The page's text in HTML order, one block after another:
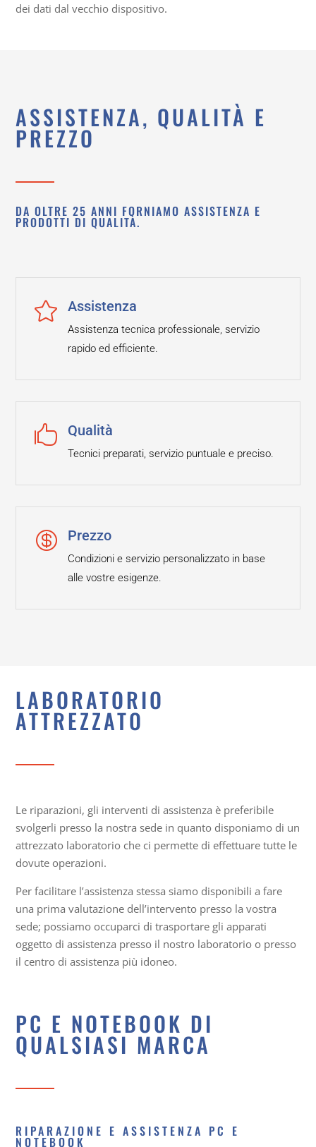
dei dati dal vecchio dispositivo.
ASSISTENZA, QUALITÀ E
PREZZO
DA OLTRE 25 ANNI FORNIAMO ASSISTENZA E
PRODOTTI DI QUALITÀ.
 Assistenza
Assistenza tecnica professionale, servizio
rapido ed efficiente.
 Qualità
Tecnici preparati, servizio puntuale e preciso.
 Prezzo
Condizioni e servizio personalizzato in base
alle vostre esigenze.
LABORATORIO
ATTREZZATO
Le riparazioni, gli interventi di assistenza è preferibile
svolgerli presso la nostra sede in quanto disponiamo di un
attrezzato laboratorio che ci permette di effettuare tutte le
dovute operazioni.
Per facilitare l’assistenza stessa siamo disponibili a fare
una prima valutazione dell’intervento presso la vostra
sede; possiamo occuparci di trasportare gli apparati
oggetto di assistenza presso il nostro laboratorio o presso
il centro di assistenza più idoneo.
PC E NOTEBOOK DI
QUALSIASI MARCA
RIPARAZIONE E ASSISTENZA PC E
NOTEBOOK